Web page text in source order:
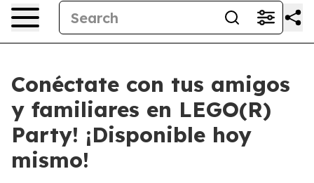
Conéctate con tus amigos
y familiares en LEGO(R)
Party! ¡Disponible hoy
mismo!